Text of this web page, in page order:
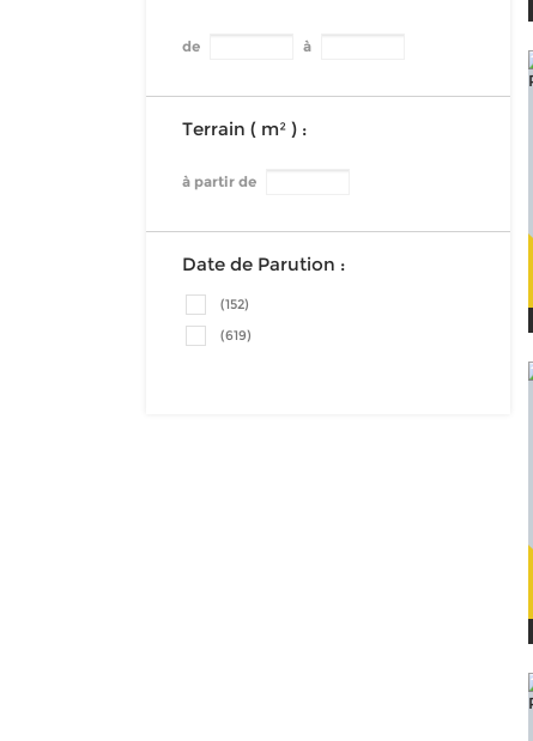
de à
Terrain ( m² ) :
à partir de
Date de Parution :
(152)
(619)